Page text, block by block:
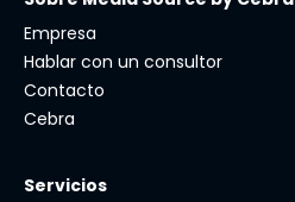
Empresa
Hablar con un consultor
Contacto
Cebra
Servicios